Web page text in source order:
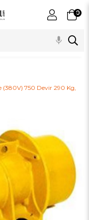
0
(380V) 750 Devir 290 Kg,